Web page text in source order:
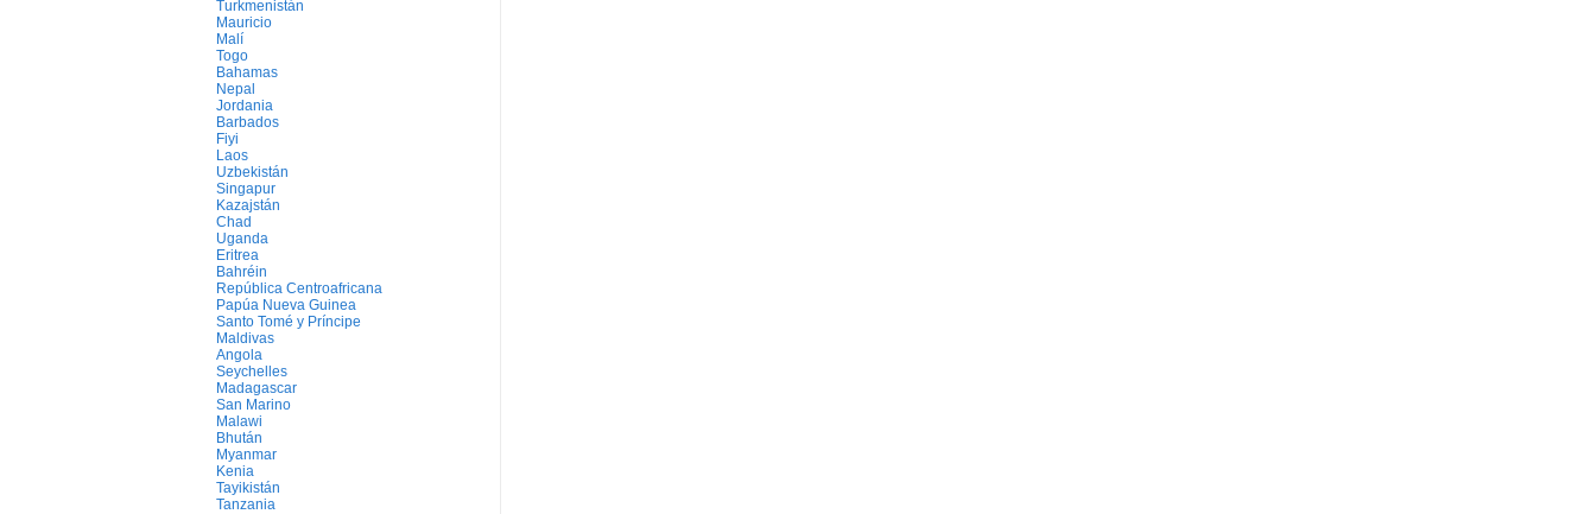
Turkmenistán
Mauricio
Malí
Togo
Bahamas
Nepal
Jordania
Barbados
Fiyi
Laos
Uzbekistán
Singapur
Kazajstán
Chad
Uganda
Eritrea
Bahréin
República Centroafricana
Papúa Nueva Guinea
Santo Tomé y Príncipe
Maldivas
Angola
Seychelles
Madagascar
San Marino
Malawi
Bhután
Myanmar
Kenia
Tayikistán
Tanzania